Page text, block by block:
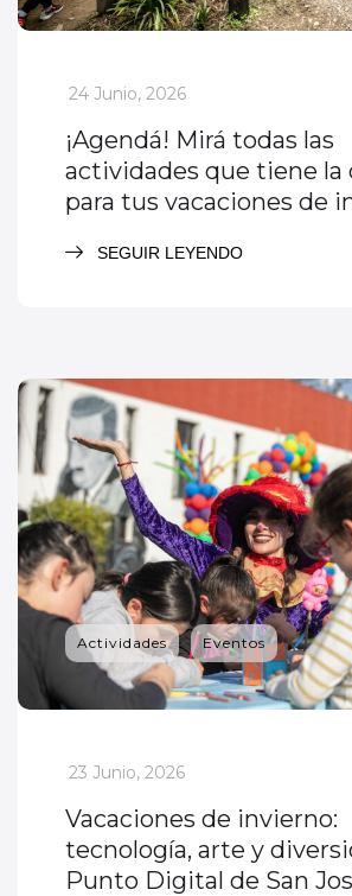
_
24 Junio, 2026
¡Agendá! Mirá todas las
actividades que tiene la
para tus vacaciones de
SEGUIR LEYENDO
Actividades Eventos
_
23 Junio, 2026
Vacaciones de invierno:
tecnología, arte y
Punto Digital de San